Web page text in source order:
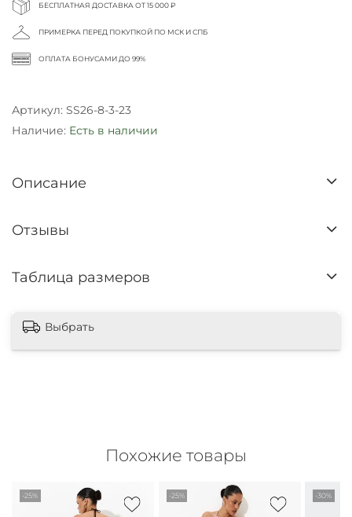
БЕСПЛАТНАЯ ДОСТАВКА ОТ 15 000 ₽
ПРИМЕРКА ПЕРЕД ПОКУПКОЙ ПО МСК И СПБ
ОПЛАТА БОНУСАМИ ДО 99%
Артикул: SS26-8-3-23
Наличие: Есть в наличии
Описание
Отзывы
Таблица размеров
Выбрать
Похожие товары
-25% -25% -30%